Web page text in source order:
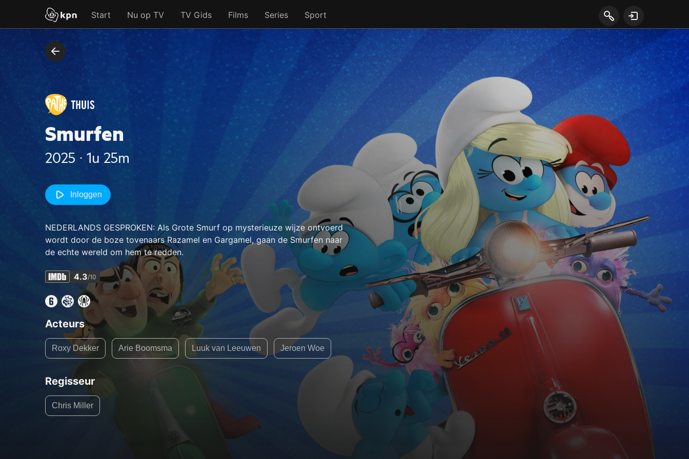
Start Nu op TV TV Gids Films Series Sport
Smurfen
2025 ‧ 1u 25m
Inloggen
NEDERLANDS GESPROKEN: Als Grote Smurf op mysterieuze wijze ontvoerd
wordt door de boze tovenaars Razamel en Gargamel, gaan de Smurfen naar
de echte wereld om hem te redden.
4.3/10
Acteurs
Roxy Dekker Arie Boomsma Luuk van Leeuwen Jeroen Woe
Regisseur
Chris Miller